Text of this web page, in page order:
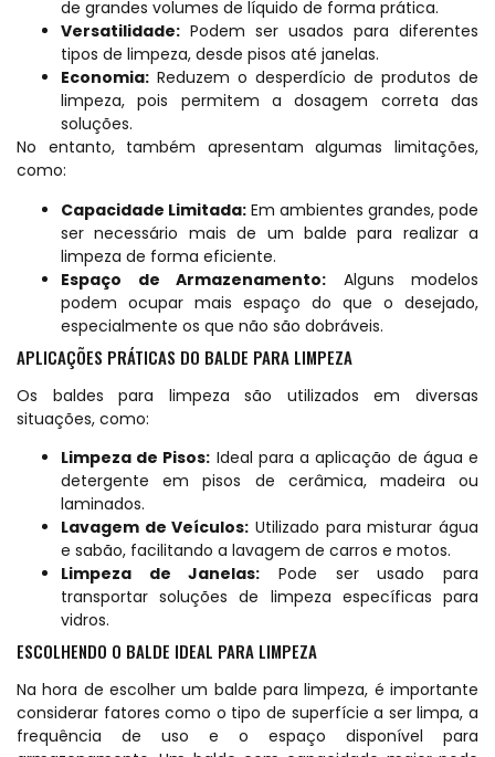
de grandes volumes de líquido de forma prática.
Versatilidade: Podem ser usados para diferentes
tipos de limpeza, desde pisos até janelas.
Economia: Reduzem o desperdício de produtos de
limpeza, pois permitem a dosagem correta das
soluções.
No entanto, também apresentam algumas limitações,
como:
Capacidade Limitada: Em ambientes grandes, pode
ser necessário mais de um balde para realizar a
limpeza de forma eficiente.
Espaço de Armazenamento: Alguns modelos
podem ocupar mais espaço do que o desejado,
especialmente os que não são dobráveis.
APLICAÇÕES PRÁTICAS DO BALDE PARA LIMPEZA
Os baldes para limpeza são utilizados em diversas
situações, como:
Limpeza de Pisos: Ideal para a aplicação de água e
detergente em pisos de cerâmica, madeira ou
laminados.
Lavagem de Veículos: Utilizado para misturar água
e sabão, facilitando a lavagem de carros e motos.
Limpeza de Janelas: Pode ser usado para
transportar soluções de limpeza específicas para
vidros.
ESCOLHENDO O BALDE IDEAL PARA LIMPEZA
Na hora de escolher um balde para limpeza, é importante
considerar fatores como o tipo de superfície a ser limpa, a
frequência de uso e o espaço disponível para